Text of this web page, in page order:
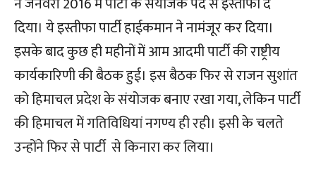
दिया। ये इस्तीफा पार्टी हाईकमान ने नामंजूर कर दिया।
इसके बाद कुछ ही महीनों में आम आदमी पार्टी की राष्ट्रीय
कार्यकारिणी की बैठक हुई। इस बैठक फिर से राजन सुशांत
को हिमाचल प्रदेश के संयोजक बनाए रखा गया, लेकिन पार्टी
की हिमाचल में गतिविधियां नगण्य ही रही। इसी के चलते
उन्होंने फिर से पार्टी से किनारा कर लिया।